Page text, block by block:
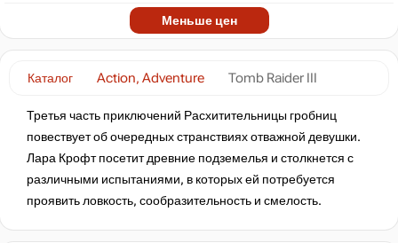
Каталог Action, Adventure Tomb Raider III
Третья часть приключений Расхитительницы гробниц
повествует об очередных странствиях отважной девушки.
Лара Крофт посетит древние подземелья и столкнется с
различными испытаниями, в которых ей потребуется
проявить ловкость, сообразительность и смелость.
Меньше цен